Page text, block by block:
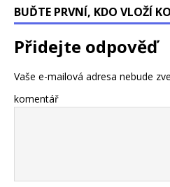
BUĎTE PRVNÍ, KDO VLOŽÍ
Přidejte odpověď
Vaše e-mailová adresa nebude
komentář